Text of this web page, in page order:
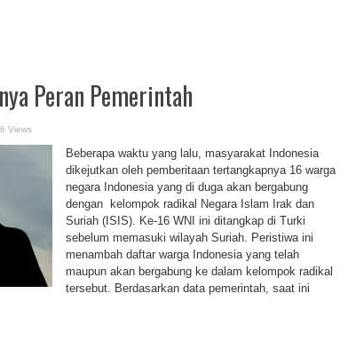
Peran Pemerintah
Views
Beberapa waktu yang lalu, masyarakat Indonesia
dikejutkan oleh pemberitaan tertangkapnya 16 warga
negara Indonesia yang di duga akan bergabung
dengan kelompok radikal Negara Islam Irak dan
Suriah (ISIS). Ke-16 WNI ini ditangkap di Turki
sebelum memasuki wilayah Suriah. Peristiwa ini
menambah daftar warga Indonesia yang telah
maupun akan bergabung ke dalam kelompok radikal
tersebut. Berdasarkan data pemerintah, saat ini